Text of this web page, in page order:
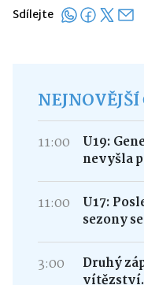
Sdílejte
11:00
U19:
nevyšla
11:00
U17:
sezony
3:00
Druhý
vítězství.